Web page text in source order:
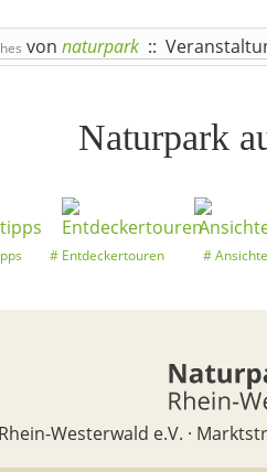
von naturpark ::
Naturpark
Entdeckertouren
Westerwald e.V. ·